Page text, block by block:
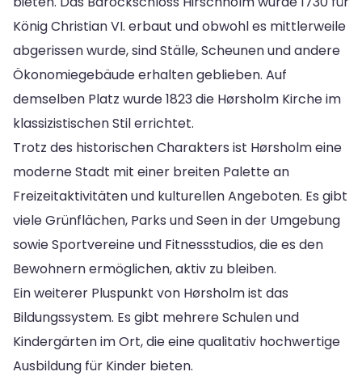
König Christian VI. erbaut und obwohl es mittlerweile
abgerissen wurde, sind Ställe, Scheunen und andere
Ökonomiegebäude erhalten geblieben. Auf
demselben Platz wurde 1823 die Hørsholm Kirche im
klassizistischen Stil errichtet.
Trotz des historischen Charakters ist Hørsholm eine
moderne Stadt mit einer breiten Palette an
Freizeitaktivitäten und kulturellen Angeboten. Es gibt
viele Grünflächen, Parks und Seen in der Umgebung
sowie Sportvereine und Fitnessstudios, die es den
Bewohnern ermöglichen, aktiv zu bleiben.
Ein weiterer Pluspunkt von Hørsholm ist das
Bildungssystem. Es gibt mehrere Schulen und
Kindergärten im Ort, die eine qualitativ hochwertige
Ausbildung für Kinder bieten.